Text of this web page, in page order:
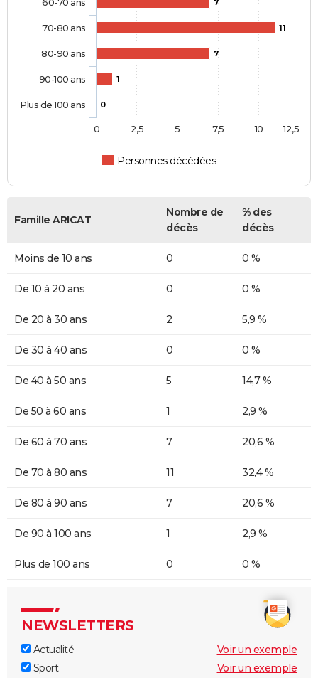
11
7
1
0
Personnes décédées
70-80 ans
80-90 ans
90-100 ans
Plus de 100 ans
0 10
2,5 5 7,5 12,5
Famille ARICAT
Nombre de
décès
% des
décès
Moins de 10 ans 0 0 %
De 10 à 20 ans 0 0 %
De 20 à 30 ans 2 5,9 %
De 30 à 40 ans 0 0 %
De 40 à 50 ans 5 14,7 %
De 50 à 60 ans 1 2,9 %
De 60 à 70 ans 7 20,6 %
De 70 à 80 ans 11 32,4 %
De 80 à 90 ans 7 20,6 %
De 90 à 100 ans 1 2,9 %
Plus de 100 ans 0 0 %
NEWSLETTERS
Actualité
Voir un exemple
Sport
Voir un exemple